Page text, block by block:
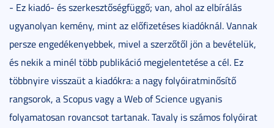
- Ez kiadó- és szerkesztőségfüggő; van, ahol az elbírálás
ugyanolyan kemény, mint az előfizetéses kiadóknál. Vannak
persze engedékenyebbek, mivel a szerzőtől jön a bevételük,
és nekik a minél több publikáció megjelentetése a cél. Ez
többnyire visszaüt a kiadókra: a nagy folyóiratminősítő
rangsorok, a Scopus vagy a Web of Science ugyanis
folyamatosan rovancsot tartanak. Tavaly is számos folyóirat